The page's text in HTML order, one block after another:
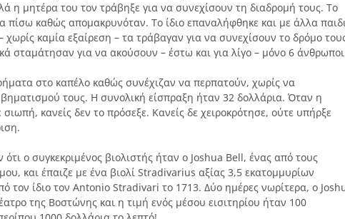
η μητέρα του τον τράβηξε για να συνεχίσουν τη διαδρομή τους. Το
πίσω καθώς απομακρυνόταν. Το ίδιο επαναλήφθηκε και με άλλα
– χωρίς καμία εξαίρεση – τα τράβαγαν για να συνεχίσουν το δρόμο
σταμάτησαν για να ακούσουν – έστω και για λίγο – μόνο 6
στο καπέλο καθώς συνέχιζαν να περπατούν, χωρίς να
τους. Η συνολική είσπραξη ήταν 32 δολλάρια. Όταν η
κανείς δεν το πρόσεξε. Κανείς δε χειροκρότησε, ούτε υπήρξε
ο συγκεκριμένος βιολιστής ήταν ο Joshua Bell, ένας από τους
και έπαιζε με ένα βιολί Stradivarius αξίας 3,5 εκατομμυρίων
τον ίδιο τον Antonio Stradivari το 1713. Δύο ημέρες νωρίτερα, ο
της Βοστώνης και η τιμή ενός μέσου εισιτηρίου ήταν 100